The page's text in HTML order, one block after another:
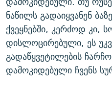
ნაწილს გადაიყვანენ
ქვეყნებში, კერძოდ კი,
დისლოცირებული, ეს
გადაწყვეტილების
დამოკიდებული ჩვენს